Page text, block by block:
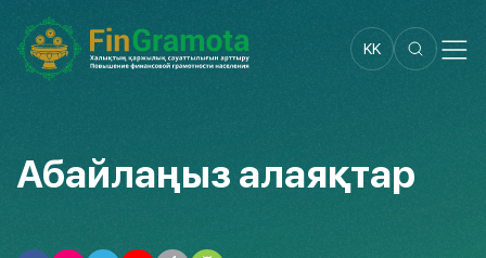
KK
Абайлаңыз алаяқтар